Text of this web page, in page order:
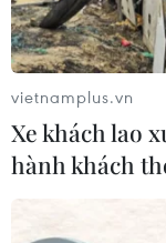
Indonesia:
giành chiến
Đội tuyển
chiến thắng
vietnamplus.vn
Xe khách lao
hành khách